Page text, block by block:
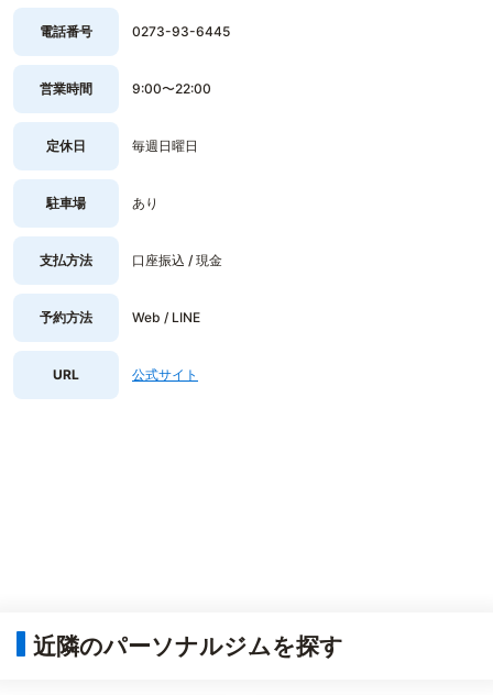
電話番号 0273-93-6445
営業時間 9:00〜22:00
定休日 毎週日曜日
駐車場 あり
支払方法 口座振込 / 現金
予約方法 Web / LINE
URL 公式サイト
近隣のパーソナルジムを探す